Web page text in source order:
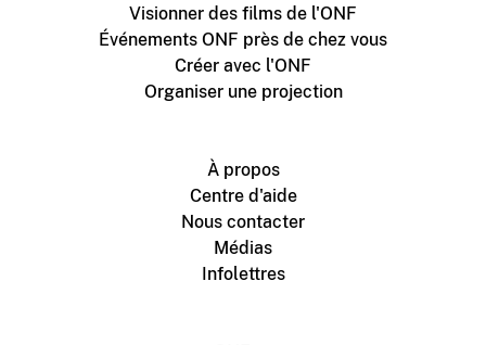
Visionner des films de l'ONF
Événements ONF près de chez vous
Créer avec l'ONF
Organiser une projection
À propos
Centre d'aide
Nous contacter
Médias
Infolettres